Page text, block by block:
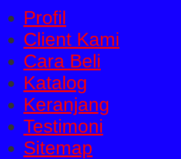
Profil
Client Kami
Cara Beli
Katalog
Keranjang
Testimoni
Sitemap